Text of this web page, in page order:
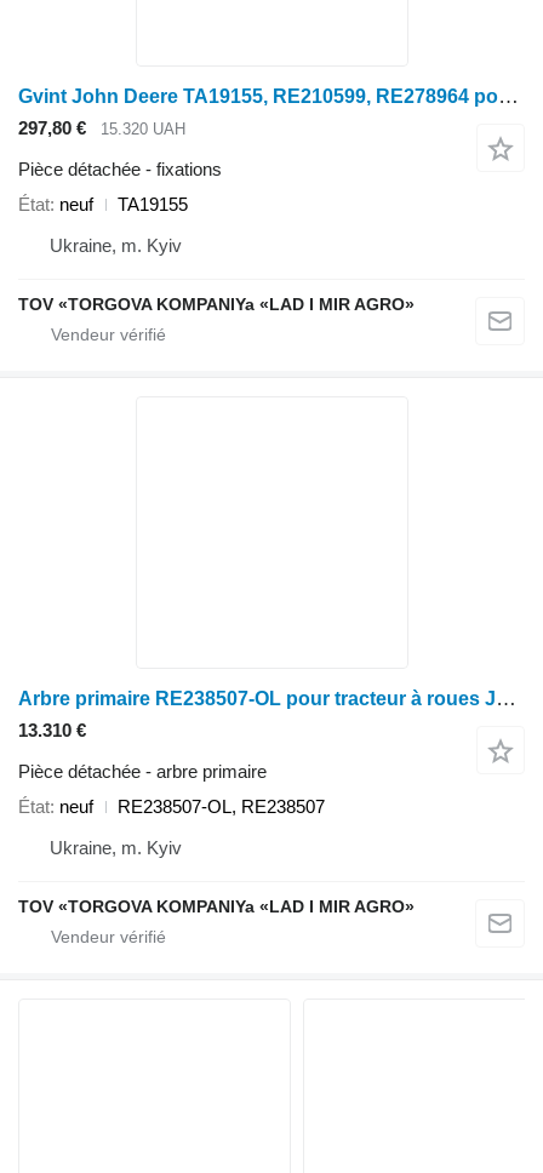
Gvint John Deere TA19155, RE210599, RE278964 pour tracteur à roues John Deere 8225R, 3204, 6090RW, 8130
297,80 € 15.320 UAH
Pièce détachée - fixations
État neuf
TA19155
Ukraine, m. Kyiv
TOV «TORGOVA KOMPANIYa «LAD I MIR AGRO»
Arbre primaire RE238507-OL pour tracteur à roues John Deere 6090
13.310 €
Pièce détachée - arbre primaire
État neuf
RE238507-OL, RE238507
Ukraine, m. Kyiv
TOV «TORGOVA KOMPANIYa «LAD I MIR AGRO»